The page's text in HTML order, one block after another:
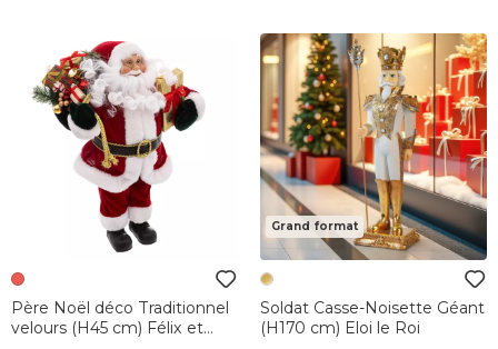
Père Noël déco Traditionnel
velours (H45 cm) Félix et
Grand format
Soldat Casse-Noisette Géant
(H170 cm) Eloi le Roi